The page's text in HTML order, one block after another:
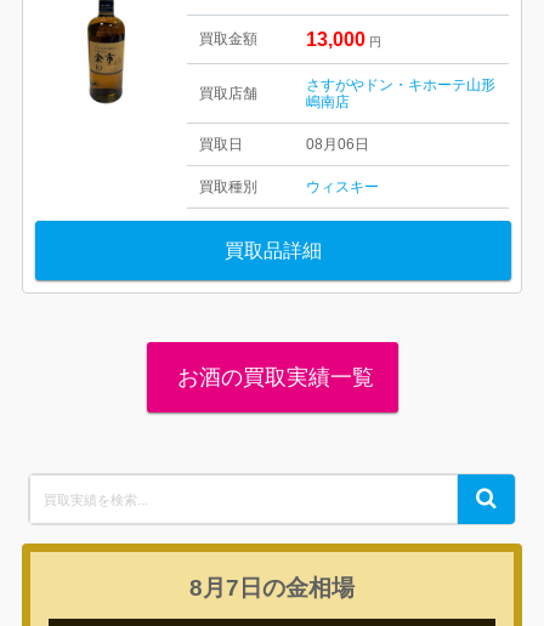
買取金額 13,000 円
買取店舗
さすがやドン・キホーテ山形
嶋南店
買取日 08月06日
買取種別 ウィスキー
買取品詳細
お酒の買取実績一覧
for:
Search
8月7日の金相場